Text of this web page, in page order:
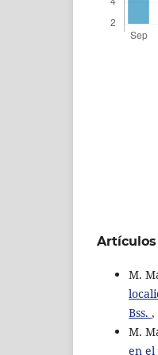
M.
Bss. ,
M.
en el